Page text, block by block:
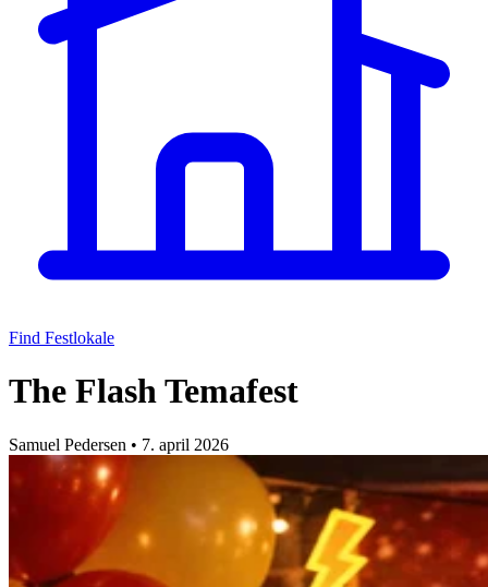
Find Festlokale
The Flash Temafest
Samuel Pedersen • 7. april 2026